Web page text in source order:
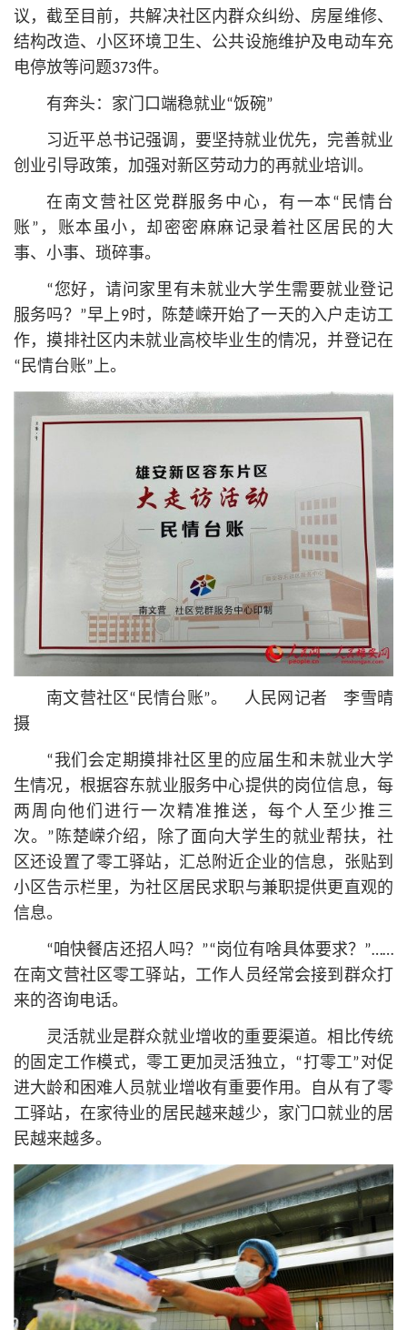
议，截至目前，共解决社区内群众纠纷、房屋维修、
结构改造、小区环境卫生、公共设施维护及电动车充
电停放等问题373件。
有奔头：家门口端稳就业“饭碗”
习近平总书记强调，要坚持就业优先，完善就业
创业引导政策，加强对新区劳动力的再就业培训。
在南文营社区党群服务中心，有一本“民情台
账”，账本虽小，却密密麻麻记录着社区居民的大
事、小事、琐碎事。
“您好，请问家里有未就业大学生需要就业登记
服务吗？”早上9时，陈楚嵘开始了一天的入户走访工
作，摸排社区内未就业高校毕业生的情况，并登记在
“民情台账”上。
南文营社区“民情台账”。 人民网记者 李雪晴
摄
“我们会定期摸排社区里的应届生和未就业大学
生情况，根据容东就业服务中心提供的岗位信息，每
两周向他们进行一次精准推送，每个人至少推三
次。”陈楚嵘介绍，除了面向大学生的就业帮扶，社
区还设置了零工驿站，汇总附近企业的信息，张贴到
小区告示栏里，为社区居民求职与兼职提供更直观的
信息。
“咱快餐店还招人吗？”“岗位有啥具体要求？”……
在南文营社区零工驿站，工作人员经常会接到群众打
来的咨询电话。
灵活就业是群众就业增收的重要渠道。相比传统
的固定工作模式，零工更加灵活独立，“打零工”对促
进大龄和困难人员就业增收有重要作用。自从有了零
工驿站，在家待业的居民越来越少，家门口就业的居
民越来越多。